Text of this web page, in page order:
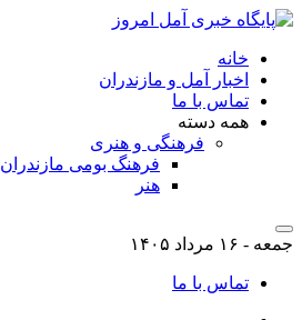
خانه
اخبار آمل و مازندران
تماس با ما
همه دسته
فرهنگی و هنری
فرهنگ بومی مازندران
هنر
جمعه - ۱۶ مرداد ۱۴۰۵
تماس با ما